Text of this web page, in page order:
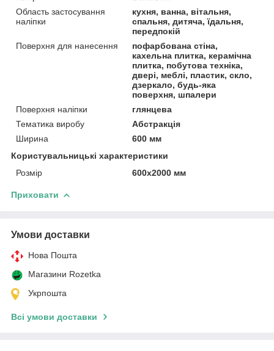
Область застосування
наліпки
кухня, ванна, вітальня,
спальня, дитяча, їдальня,
передпокій
Поверхня для нанесення
пофарбована стіна,
кахельна плитка, керамічна
плитка, побутова техніка,
двері, меблі, пластик, скло,
дзеркало, будь-яка
поверхня, шпалери
Поверхня наліпки
глянцева
Тематика виробу
Абстракція
Ширина
600 мм
Користувальницькі характеристики
Розмір
600х2000 мм
Приховати
Умови доставки
Нова Пошта
Магазини Rozetka
Укрпошта
Всі умови доставки